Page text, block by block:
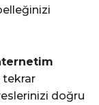
tekrar
doğru